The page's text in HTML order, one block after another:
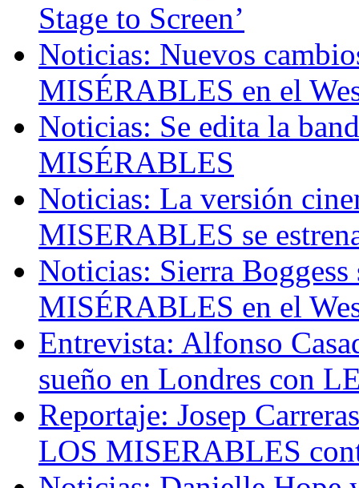
Stage to Screen’
Noticias: Nuevos
MISÉRABLES en el
Noticias: Se edita la
MISÉRABLES
Noticias: La versión
MISERABLES se
Noticias: Sierra
MISÉRABLES en el
Entrevista: Alfonso
sueño en Londres con
Reportaje: Josep
LOS MISERABLES